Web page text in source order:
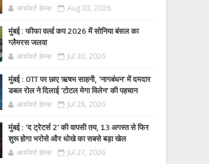
आर्यावर्त डेस्क Aug 03, 2026
मुंबई : फीफा वर्ल्ड कप 2026 में सोनिया बंसल का
ग्लैमरस जलवा
आर्यावर्त डेस्क Jul 30, 2026
मुंबई : OTT पर छाए ऋषभ साहनी, 'नागबंधन' में दमदार
डबल रोल ने दिलाई 'टोटल मेगा विलेन' की पहचान
आर्यावर्त डेस्क Jul 28, 2026
मुंबई : 'द ट्रेटर्स 2' की वापसी तय, 13 अगस्त से फिर
शुरू होगा भरोसे और धोखे का सबसे बड़ा खेल
आर्यावर्त डेस्क Jul 27, 2026